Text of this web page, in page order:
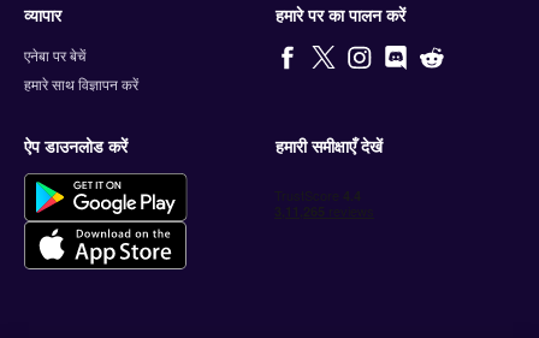
व्यापार
एनेबा पर बेचें
हमारे साथ विज्ञापन करें
हमारे पर का पालन करें
ऐप डाउनलोड करें हमारी समीक्षाएँ देखें